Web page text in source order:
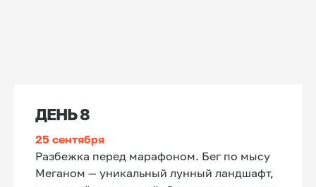
ДЕНЬ 8
25 сентября
Разбежка перед марафоном. Бег по мысу
Меганом — уникальный лунный ландшафт,
одном путеводителе.